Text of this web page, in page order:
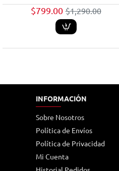
$799.00 $1,290.00
INFORMACIÓN
Sobre Nosotros
Política de Envíos
Política de Privacidad
Mi Cuenta